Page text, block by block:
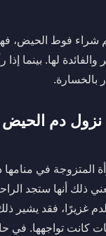
شراء فوط الحيض،
لها. بينما
بالخسارة.
نزول دم
المتزوجة في
ذلك أنها ستجد
غزيرًا، فقد يشير
كانت تواجهها. في